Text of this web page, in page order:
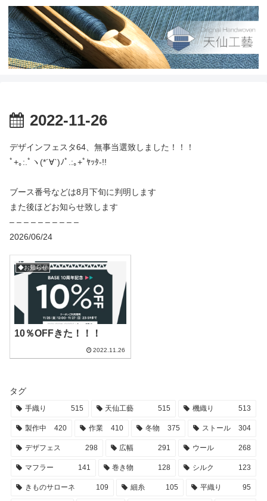
2022-11-26
デザインフェスタ64、無事当選致しました！！！
ﾟ+｡:.ﾟヽ(*´∀`)ﾉﾟ.:｡+ﾟﾔｯﾀ-!!
ブース番号などは8月下旬に判明します
また後ほどお知らせ致します
– – – – – – – – – –
2026/06/24
◆お知らせ
10％OFFきた！！！
2022.11.26
タグ
手織り 515 天仙工藝 515 機織り 513
製作中 420 作業 410 冬物 375 ストール 304
デザフェス 298 広幅 291 ウール 268
マフラー 141 巻き物 128 シルク 123
きものサローネ 109 細糸 105 平織り 95